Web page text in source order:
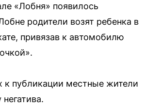
«Лобня» появилось
родители возят ребенка в
привязав к автомобилю
к публикации местные жители